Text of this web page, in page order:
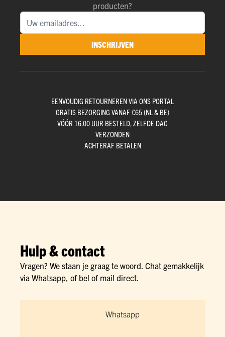
producten?
INSCHRIJVEN
EENVOUDIG RETOURNEREN VIA ONS PORTAL
GRATIS BEZORGING VANAF €65 (NL & BE)
VÓÓR 16.00 UUR BESTELD, ZELFDE DAG
VERZONDEN
ACHTERAF BETALEN
Hulp & contact
Vragen? We staan je graag te woord. Chat gemakkelijk
via Whatsapp, of bel of mail direct.
Whatsapp